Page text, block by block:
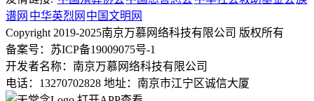
谱网 中华英烈网 中国文明网
Copyright 2019-2025南京万慕网络科技有限公司 版权所有
备案号：苏ICP备19009075号-1
开发者名称：南京万慕网络科技有限公司
电话：13270702828 地址：南京市江宁区诚信大厦